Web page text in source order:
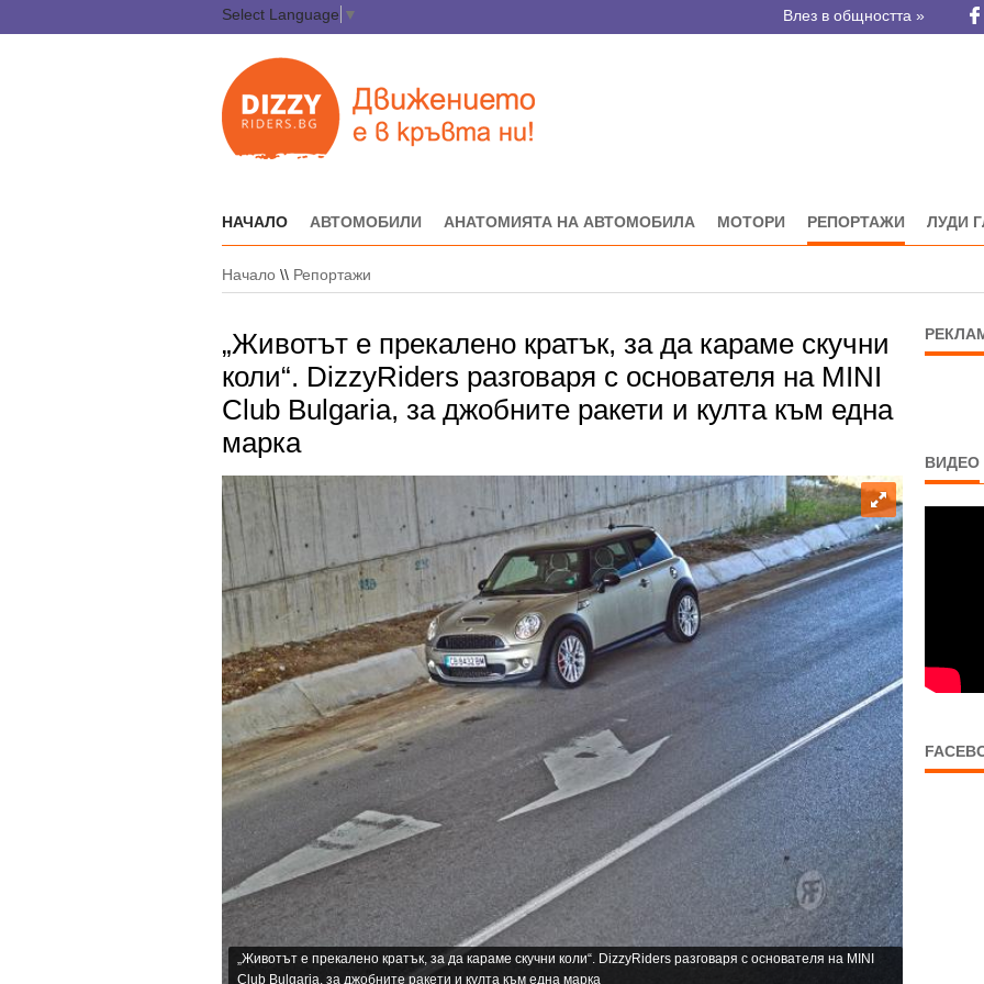
Select Language ▼ Влез в общността »
НАЧАЛО АВТОМОБИЛИ АНАТОМИЯТА НА АВТОМОБИЛА МОТОРИ РЕПОРТАЖИ ЛУДИ
Начало \\ Репортажи
„Животът е прекалено кратък, за да караме скучни
коли“. DizzyRiders разговаря с основателя на MINI
Club Bulgaria, за джобните ракети и култа към една
марка
„Животът е прекалено кратък, за да караме скучни коли“. DizzyRiders разговаря с основателя на MINI
Club Bulgaria, за джобните ракети и култа към една марка
ВИДЕО